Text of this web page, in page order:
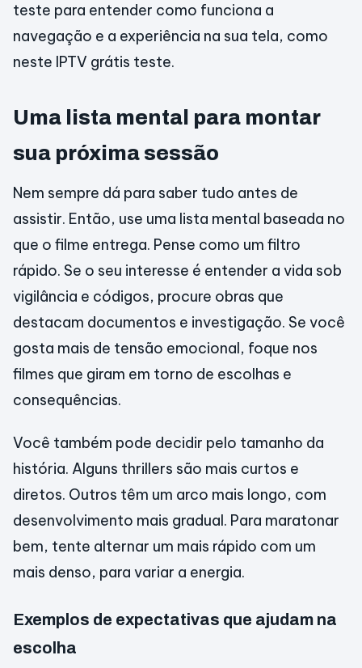
teste para entender como funciona a
navegação e a experiência na sua tela, como
neste IPTV grátis teste.
Uma lista mental para montar
sua próxima sessão
Nem sempre dá para saber tudo antes de
assistir. Então, use uma lista mental baseada no
que o filme entrega. Pense como um filtro
rápido. Se o seu interesse é entender a vida sob
vigilância e códigos, procure obras que
destacam documentos e investigação. Se você
gosta mais de tensão emocional, foque nos
filmes que giram em torno de escolhas e
consequências.
Você também pode decidir pelo tamanho da
história. Alguns thrillers são mais curtos e
diretos. Outros têm um arco mais longo, com
desenvolvimento mais gradual. Para maratonar
bem, tente alternar um mais rápido com um
mais denso, para variar a energia.
Exemplos de expectativas que ajudam na
escolha